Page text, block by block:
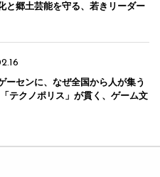
と郷土芸能を守る、若きリーダー
ーセンに、なぜ全国から人が集う
テクノポリス」が貫く、ゲーム文